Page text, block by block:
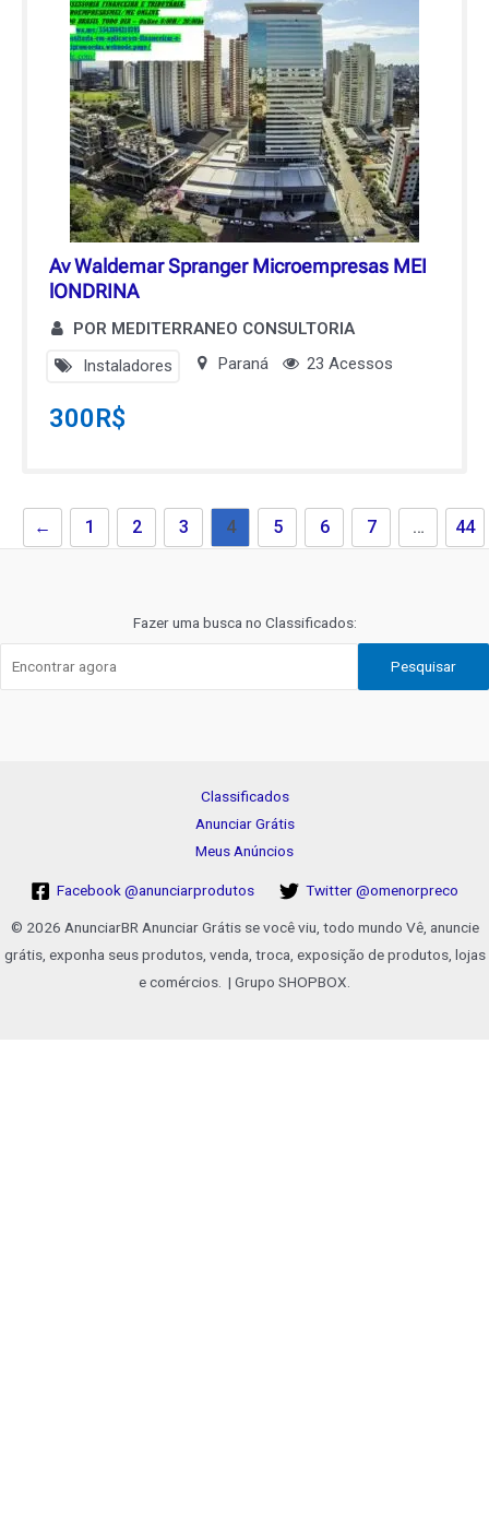
Av Waldemar Spranger Microempresas MEI
lONDRINA
POR MEDITERRANEO CONSULTORIA
Instaladores
Paraná 23 Acessos
300R$
← 1 2 3 4 5 6 7 … 44
Fazer uma busca no Classificados:
Pesquisar
Classificados
Anunciar Grátis
Meus Anúncios
Facebook @anunciarprodutos Twitter @omenorpreco
© 2026 AnunciarBR Anunciar Grátis se você viu, todo mundo Vê, anuncie
grátis, exponha seus produtos, venda, troca, exposição de produtos, lojas
e comércios. | Grupo SHOPBOX.